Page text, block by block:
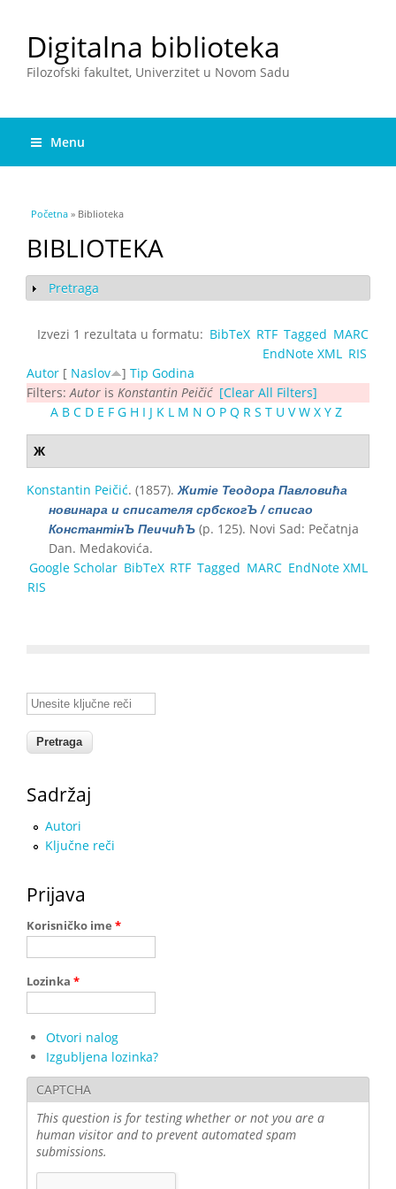
Digitalna biblioteka
Filozofski fakultet, Univerzitet u Novom Sadu
Menu
You are here
Početna » Biblioteka
BIBLIOTEKA
Show
Pretraga
Izvezi 1 rezultata u formatu: BibTeX RTF Tagged MARC
EndNote XML
RIS
Autor [ Naslov ] Tip Godina
Filters: Autor is Konstantin Peičić [Clear All Filters]
A B C D E F G H I J K L M N O P Q R S T U V W X Y Z
Ж
Konstantin Peičić. (1857). Житіе Теодора Павловића
новинара и списателя србскогЪ / списао
КонстантінЪ ПеичићЪ (p. 125). Novi Sad: Pečatnja
Dan. Medakovića.
Google Scholar BibTeX RTF Tagged MARC EndNote XML
RIS
Unesite ključne reči
Sadržaj
Autori
Ključne reči
Prijava
Korisničko ime *
Lozinka *
Otvori nalog
Izgubljena lozinka?
CAPTCHA
This question is for testing whether or not you are a
human visitor and to prevent automated spam
submissions.